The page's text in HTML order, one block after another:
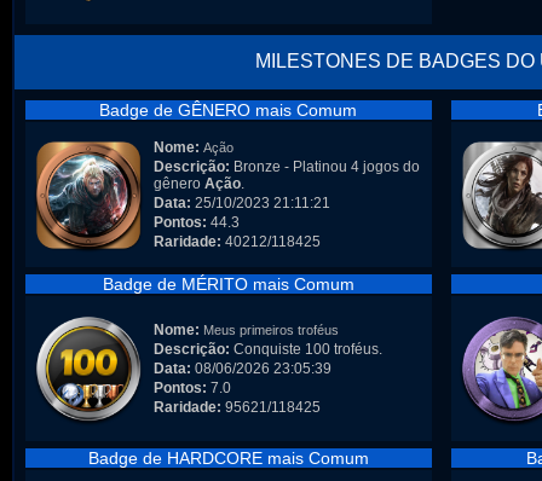
MILESTONES DE BADGES DO
Badge de GÊNERO mais Comum
Nome: Ação
Descrição: Bronze - Platinou 4 jogos do
gênero Ação.
Data: 25/10/2023 21:11:21
Pontos: 44.3
Raridade: 40212/118425
Badge de MÉRITO mais Comum
Nome: Meus primeiros troféus
Descrição: Conquiste 100 troféus.
Data: 08/06/2026 23:05:39
Pontos: 7.0
Raridade: 95621/118425
Badge de HARDCORE mais Comum